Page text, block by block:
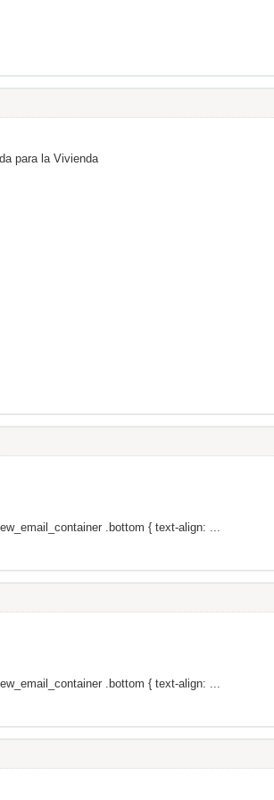
para la Vivienda
.bottom { text-align: ...
.bottom { text-align: ...